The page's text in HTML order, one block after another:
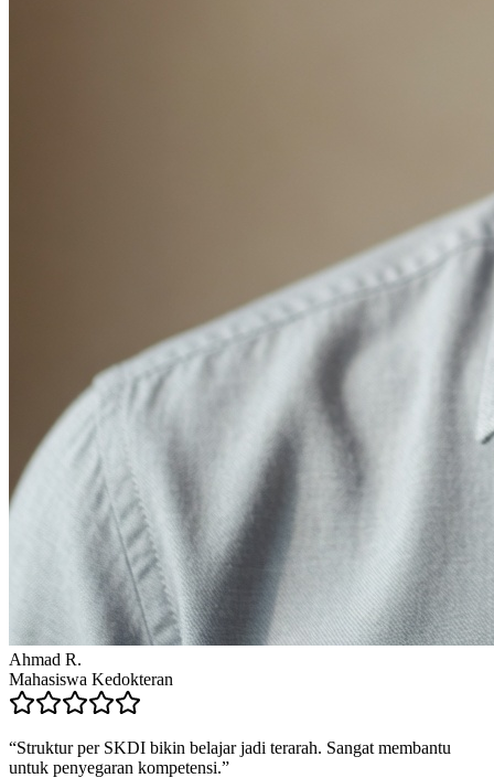
Ahmad R.
Mahasiswa Kedokteran
“Struktur per SKDI bikin belajar jadi terarah. Sangat membantu
untuk penyegaran kompetensi.”